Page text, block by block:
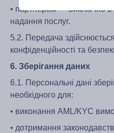
• партнерам — виключно в
надання послуг.
5.2. Передача
конфіденційності та
6. Зберігання даних
6.1. Персональні дані
необхідного для:
• виконання AML/KYC
• дотримання